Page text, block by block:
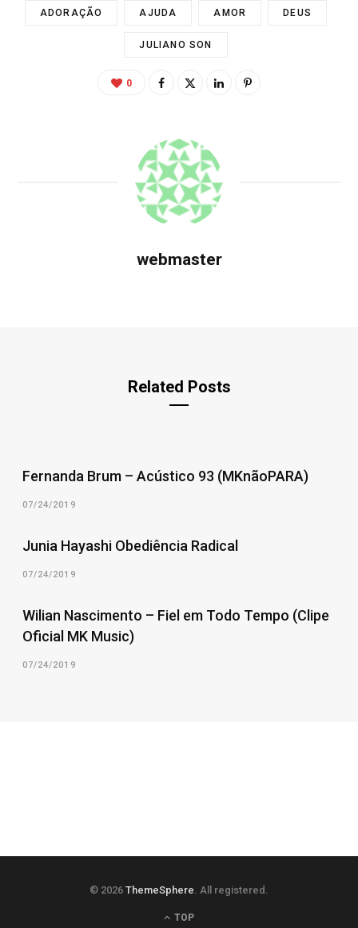
ADORAÇÃO AJUDA AMOR DEUS
JULIANO SON
0
webmaster
Related Posts
Fernanda Brum – Acústico 93 (MKnãoPARA)
07/24/2019
Junia Hayashi Obediência Radical
07/24/2019
Wilian Nascimento – Fiel em Todo Tempo (Clipe
Oficial MK Music)
07/24/2019
© 2026 ThemeSphere. All registered.
TOP